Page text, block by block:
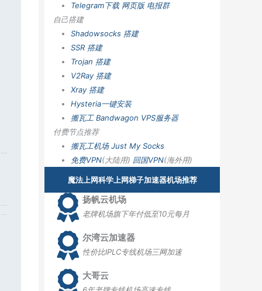
Telegram下载 网页版 电报群
自己搭建
Shadowsocks 搭建
SSR 搭建
Trojan 搭建
V2Ray 搭建
Xray 搭建
Hysteria一键安装
搬瓦工 Bandwagon VPS服务器
付费节点推荐
搬瓦工机场 Just My Socks
免费VPN(大陆用) 回国VPN(海外用)
魔法上网科学上网梯子加速器机场推荐
扬帆云机场
老牌机场旗下年付低至10元每月
尔湾云加速器
性价比IPLC专线机场三网加速
大哥云